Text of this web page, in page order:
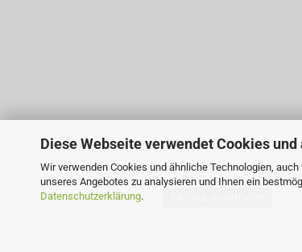
Diese Webseite verwendet Cookies
Wir verwenden Cookies und ähnliche Technologien,
unseres Angebotes zu analysieren und Ihnen ein
Datenschutzerklärung.